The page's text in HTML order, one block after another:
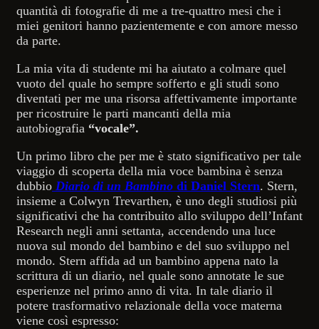
quantità di fotografie di me a tre-quattro mesi che i
miei genitori hanno pazientemente e con amore messo
da parte.
La mia vita di studente mi ha aiutato a colmare quel
vuoto del quale ho sempre sofferto e gli studi sono
diventati per me una risorsa affettivamente importante
per ricostruire le parti mancanti della mia
autobiografia “vocale”.
Un primo libro che per me è stato significativo per tale
viaggio di scoperta della mia voce bambina è senza
dubbio Diario di un Bambino di Daniel Stern. Stern,
insieme a Colwyn Trevarthen, è uno degli studiosi più
significativi che ha contribuito allo sviluppo dell’Infant
Research negli anni settanta, accendendo una luce
nuova sul mondo del bambino e del suo sviluppo nel
mondo. Stern affida ad un bambino appena nato la
scrittura di un diario, nel quale sono annotate le sue
esperienze nel primo anno di vita. In tale diario il
potere trasformativo relazionale della voce materna
viene così espresso: